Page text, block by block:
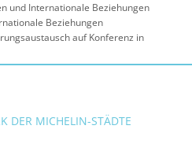
und Internationale Beziehungen
Beziehungen
auf Konferenz in
DER MICHELIN-STÄDTE